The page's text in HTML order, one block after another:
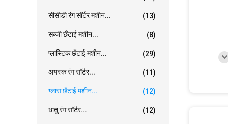
सीसीडी रंग सॉर्टर मशीन... (13)
सब्जी छँटाई मशीन... (8)
प्लास्टिक छँटाई मशीन... (29)
अयस्क रंग सॉर्टर... (11)
ग्लास छँटाई मशीन... (12)
धातु रंग सॉर्टर... (12)